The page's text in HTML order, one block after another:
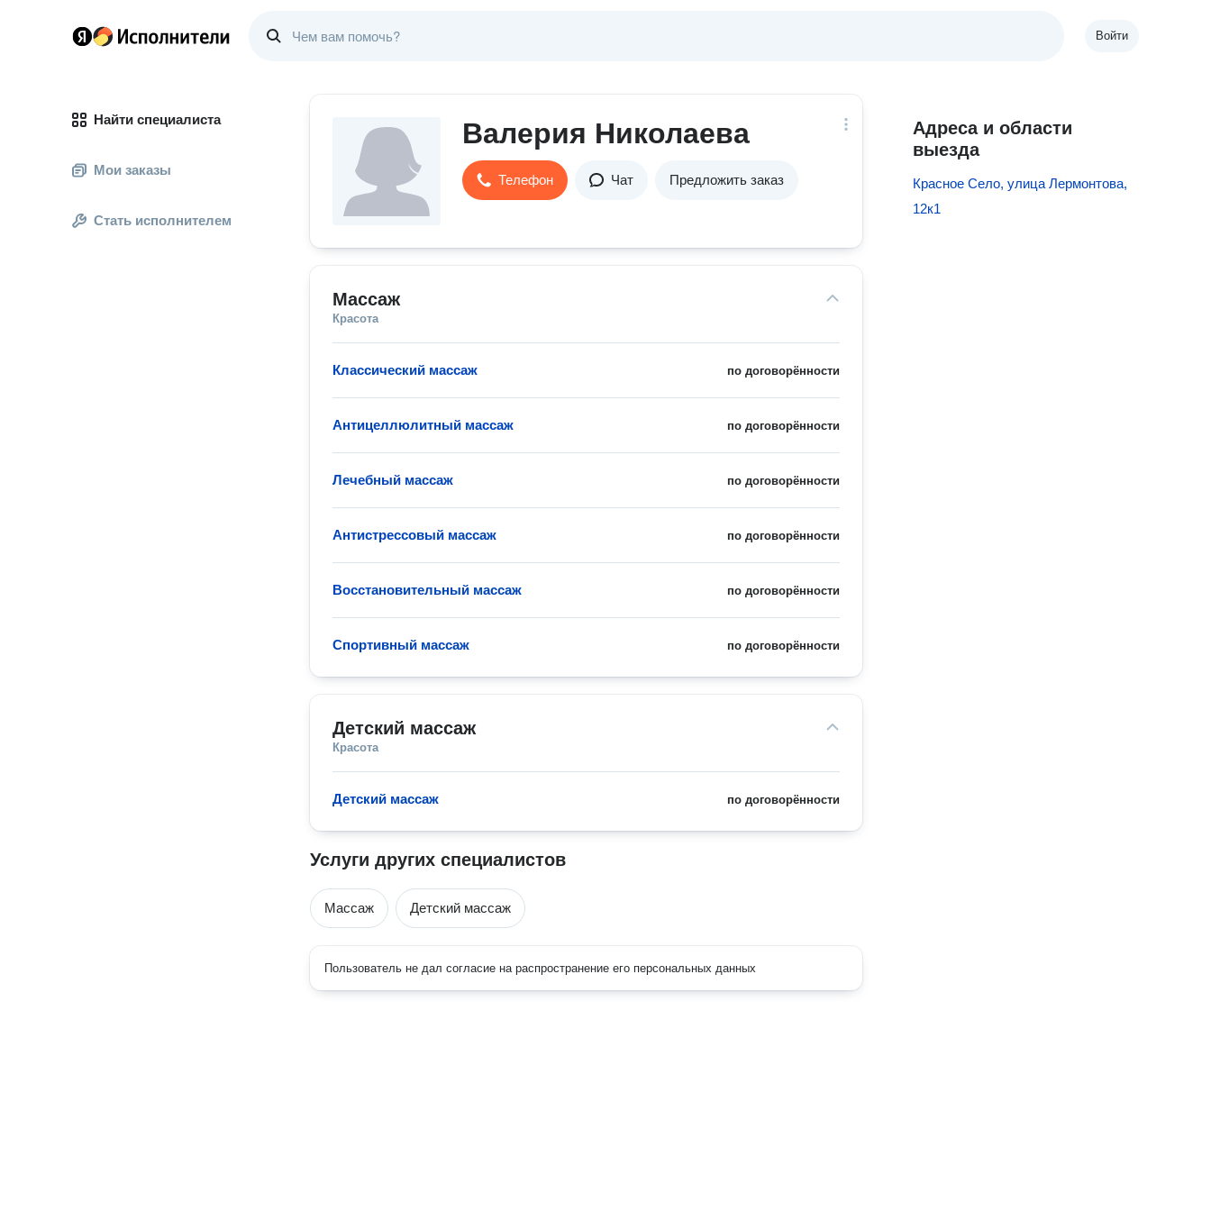
Войти
Найти специалиста
Мои заказы
Стать исполнителем
Валерия Николаева
Телефон Чат Предложить заказ
Массаж
Красота
по договорённости
Классический массаж
по договорённости
Антицеллюлитный массаж
по договорённости
Лечебный массаж
по договорённости
Антистрессовый массаж
по договорённости
Восстановительный массаж
по договорённости
Спортивный массаж
Детский массаж
Красота
по договорённости
Детский массаж
Услуги других специалистов
Массаж Детский массаж
Пользователь не дал согласие на распространение его персональных данных
Адреса и области
выезда
Красное Село, улица Лермонтова,
12к1